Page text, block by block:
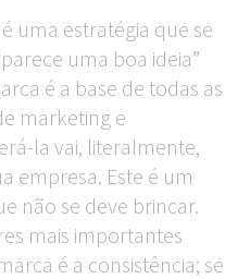
uma estratégia que se
uma boa ideia”
é a base de todas as
marketing e
la vai, literalmente,
empresa. Este é um
não se deve brincar.
mais importantes
é a consistência; se